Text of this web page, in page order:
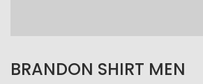
BRANDON SHIRT MEN